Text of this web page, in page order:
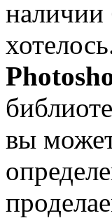
наличии
вы